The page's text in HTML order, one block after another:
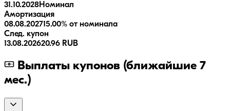
31.10.2028Номинал
Амортизация
08.08.202715.00% от номинала
След. купон
13.08.202620.96 RUB
Выплаты купонов (ближайшие 7
мес.)